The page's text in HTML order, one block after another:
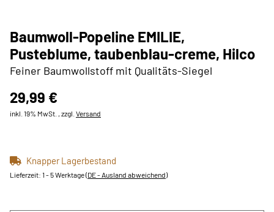
Baumwoll-Popeline EMILIE,
Pusteblume, taubenblau-creme, Hilco
Feiner Baumwollstoff mit Qualitäts-Siegel
29,99 €
inkl. 19% MwSt. , zzgl. Versand
Knapper Lagerbestand
Lieferzeit: 1 - 5 Werktage(DE - Ausland abweichend)